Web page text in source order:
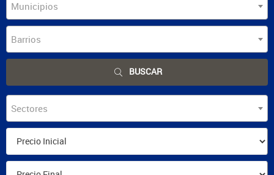
Municipios
Barrios
BUSCAR
Sectores